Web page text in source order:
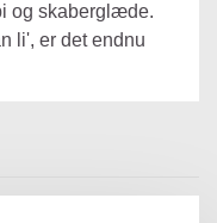
og skaberglæde.
li', er det endnu